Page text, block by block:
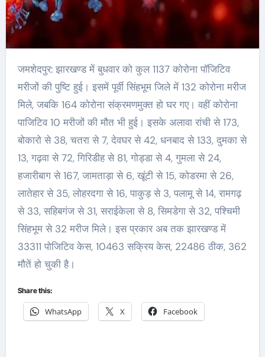
जमशेदपुर: झारखण्ड में बुधवार को कुल 1137 कोरोना पॉजिटिव
मरीजों की पुष्टि हुई। इसमें पूर्वी सिंहभूम जिले में 132 कोरोना मरीज
मिले, जबकि 164 कोरोना संक्रमणमुक्त हो घर गए। वहीं कोरोना
पाजिटिव 10 मरीजों की मौत भी हुई। इसके अलावा रांची से 173,
बोकारो से 38, चतरा से 7, देवघर से 42, धनबाद से 133, दुमका से
13, गढ़वा से 72, गिरिडीह से 81, गोड्डा से 4, गुमला से 24,
हजारीबाग से 167, जामताड़ा से 6, खूंटी से 15, कोडरमा से 26,
लातेहार से 35, लोहरदगा से 16, पाकुड़ से 3, पलामू से 14, रामगढ़
से 33, सहिबगंज से 31, सराईकेला से 8, सिमडेगा से 32, पश्चिमी
सिंहभूम से 32 मरीज मिले। इस प्रकार अब तक झारखण्ड में
33311 पोजिटिव केस, 10463 सक्रिय केस, 22486 ठीक, 362
मौतें हो चुकी है।
Share this:
WhatsApp X Facebook